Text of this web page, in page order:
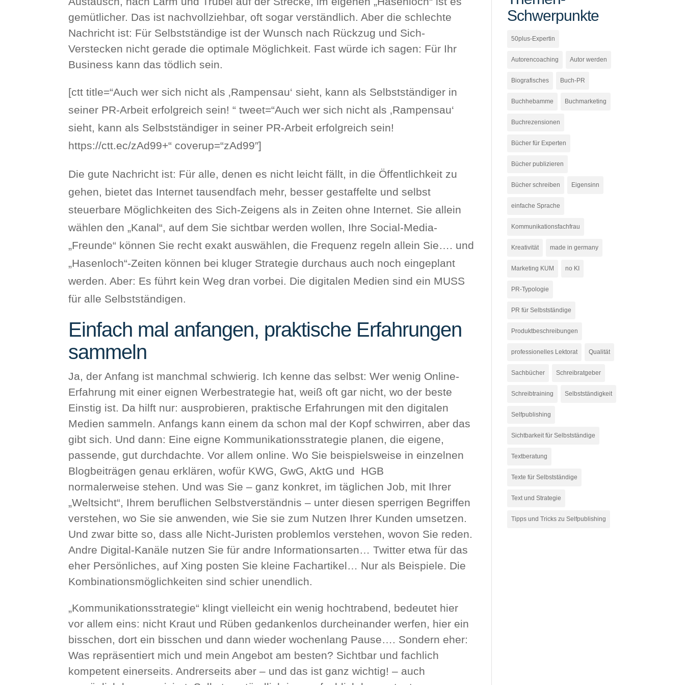
gemütlicher. Das ist nachvollziehbar, oft sogar verständlich. Aber die schlechte
Nachricht ist: Für Selbstständige ist der Wunsch nach Rückzug und Sich-
Verstecken nicht gerade die optimale Möglichkeit. Fast würde ich sagen: Für Ihr
Business kann das tödlich sein.
[ctt title=“Auch wer sich nicht als ‚Rampensau‘ sieht, kann als Selbstständiger in
seiner PR-Arbeit erfolgreich sein! “ tweet=“Auch wer sich nicht als ‚Rampensau‘
sieht, kann als Selbstständiger in seiner PR-Arbeit erfolgreich sein!
https://ctt.ec/zAd99+“ coverup=“zAd99″]
Die gute Nachricht ist: Für alle, denen es nicht leicht fällt, in die Öffentlichkeit zu
gehen, bietet das Internet tausendfach mehr, besser gestaffelte und selbst
steuerbare Möglichkeiten des Sich-Zeigens als in Zeiten ohne Internet. Sie allein
wählen den „Kanal“, auf dem Sie sichtbar werden wollen, Ihre Social-Media-
„Freunde“ können Sie recht exakt auswählen, die Frequenz regeln allein Sie…. und
„Hasenloch“-Zeiten können bei kluger Strategie durchaus auch noch eingeplant
werden. Aber: Es führt kein Weg dran vorbei. Die digitalen Medien sind ein MUSS
für alle Selbstständigen.
Einfach mal anfangen, praktische Erfahrungen
sammeln
Ja, der Anfang ist manchmal schwierig. Ich kenne das selbst: Wer wenig Online-
Erfahrung mit einer eignen Werbestrategie hat, weiß oft gar nicht, wo der beste
Einstig ist. Da hilft nur: ausprobieren, praktische Erfahrungen mit den digitalen
Medien sammeln. Anfangs kann einem da schon mal der Kopf schwirren, aber das
gibt sich. Und dann: Eine eigne Kommunikationsstrategie planen, die eigene,
passende, gut durchdachte. Vor allem online. Wo Sie beispielsweise in einzelnen
Blogbeiträgen genau erklären, wofür KWG, GwG, AktG und HGB
normalerweise stehen. Und was Sie – ganz konkret, im täglichen Job, mit Ihrer
„Weltsicht“, Ihrem beruflichen Selbstverständnis – unter diesen sperrigen Begriffen
verstehen, wo Sie sie anwenden, wie Sie sie zum Nutzen Ihrer Kunden umsetzen.
Und zwar bitte so, dass alle Nicht-Juristen problemlos verstehen, wovon Sie reden.
Andre Digital-Kanäle nutzen Sie für andre Informationsarten… Twitter etwa für das
eher Persönliches, auf Xing posten Sie kleine Fachartikel… Nur als Beispiele. Die
Kombinationsmöglichkeiten sind schier unendlich.
„Kommunikationsstrategie“ klingt vielleicht ein wenig hochtrabend, bedeutet hier
vor allem eins: nicht Kraut und Rüben gedankenlos durcheinander werfen, hier ein
bisschen, dort ein bisschen und dann wieder wochenlang Pause…. Sondern eher:
Was repräsentiert mich und mein Angebot am besten? Sichtbar und fachlich
kompetent einerseits. Andrerseits aber – und das ist ganz wichtig! – auch
Schwerpunkte
50plus-Expertin
Autorencoaching Autor werden
Biografisches Buch-PR
Buchhebamme Buchmarketing
Buchrezensionen
Bücher für Experten
Bücher publizieren
Bücher schreiben Eigensinn
einfache Sprache
Kommunikationsfachfrau
Kreativität made in germany
Marketing KUM no KI
PR-Typologie
PR für Selbstständige
Produktbeschreibungen
professionelles Lektorat Qualität
Sachbücher Schreibratgeber
Schreibtraining Selbstständigkeit
Selfpublishing
Sichtbarkeit für Selbstständige
Textberatung
Texte für Selbstständige
Text und Strategie
Tipps und Tricks zu Selfpublishing